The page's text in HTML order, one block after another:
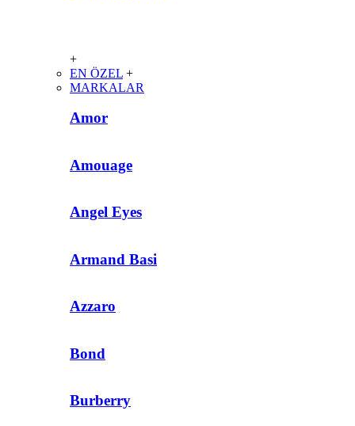
+
EN ÖZEL +
MARKALAR
Amor
Amouage
Angel Eyes
Armand Basi
Azzaro
Bond
Burberry